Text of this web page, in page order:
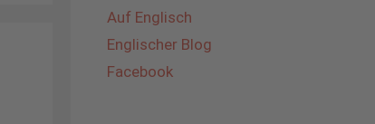
Auf Englisch
Englischer Blog
Facebook